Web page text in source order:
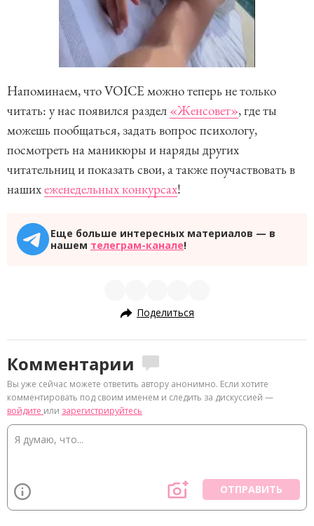
Напоминаем, что VOICE можно теперь не только
читать: у нас появился раздел «Женсовет», где ты
можешь пообщаться, задать вопрос психологу,
посмотреть на маникюры и наряды других
читательниц и показать свои, а также поучаствовать в
нашихеженедельных конкурсах!
Еще больше интересных материалов — в
нашем телеграм-канале!
Поделиться
Комментарии
Вы уже сейчас можете ответить автору анонимно. Если хотите
комментировать под своим именем и следить за дискуссией —
войдите или зарегистрируйтесь
ОТПРАВИТЬ